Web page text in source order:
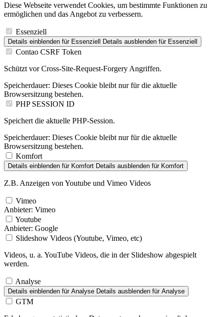
Diese Webseite verwendet Cookies, um bestimmte Funktionen zu
ermöglichen und das Angebot zu verbessern.
Essenziell
Details einblenden für Essenziell Details ausblenden für Essenziell
Contao CSRF Token
Schützt vor Cross-Site-Request-Forgery Angriffen.
Speicherdauer: Dieses Cookie bleibt nur für die aktuelle
Browsersitzung bestehen.
PHP SESSION ID
Speichert die aktuelle PHP-Session.
Speicherdauer: Dieses Cookie bleibt nur für die aktuelle
Browsersitzung bestehen.
Komfort
Details einblenden für Komfort Details ausblenden für Komfort
Z.B. Anzeigen von Youtube und Vimeo Videos
Vimeo
Anbieter: Vimeo
Youtube
Anbieter: Google
Slideshow Videos (Youtube, Vimeo, etc)
Videos, u. a. YouTube Videos, die in der Slideshow abgespielt
werden.
Analyse
Details einblenden für Analyse Details ausblenden für Analyse
GTM